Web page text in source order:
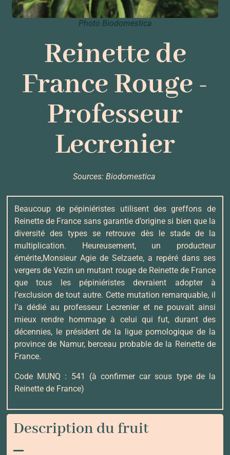
Photo Biodomestica
Reinette de
France Rouge -
Professeur
Lecrenier
Sources: Biodomestica
Beaucoup de pépiniéristes utilisent des greffons de
Reinette de France sans garantie d’origine si bien que la
diversité des types se retrouve dès le stade de la
multiplication. Heureusement, un producteur
émérite,Monsieur Agie de Selzaete, a repéré dans ses
vergers de Vezin un mutant rouge de Reinette de France
que tous les pépiniéristes devraient adopter à
l’exclusion de tout autre. Cette mutation remarquable, il
l’a dédié au professeur Lecrenier et ne pouvait ainsi
mieux rendre hommage à celui qui fut, durant des
décennies, le président de la ligue pomologique de la
province de Namur, berceau probable de la Reinette de
France.
Code MUNQ : 541 (à confirmer car sous type de la
Reinette de France)
Description du fruit